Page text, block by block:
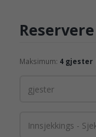
Reservere
Maksimum: 4 gjester